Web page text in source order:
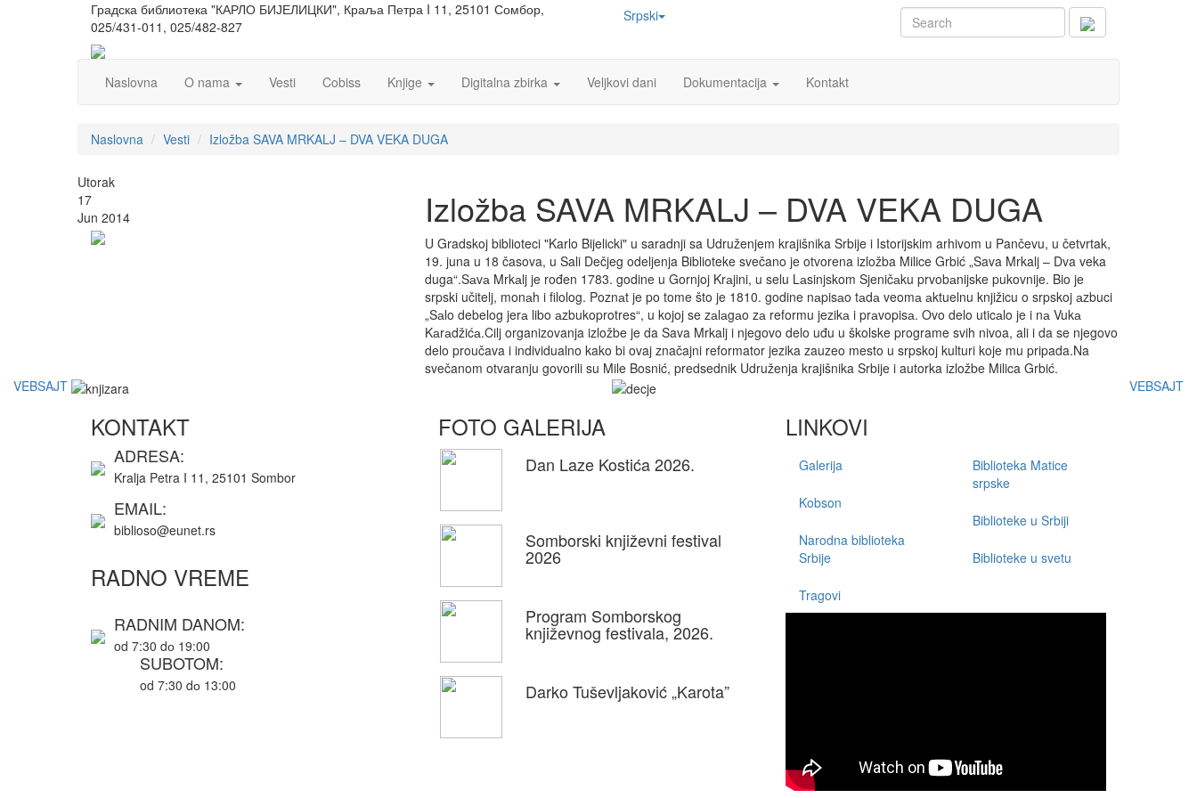
Градска библиотека "КАРЛО БИЈЕЛИЦКИ", Краља Петра I 11, 25101 Сомбор,
025/431-011, 025/482-827
Srpski
Naslovna O nama Vesti Cobiss Knjige Digitalna zbirka Veljkovi dani Dokumentacija Kontakt
Naslovna Vesti Izložba SAVA MRKALJ – DVA VEKA DUGA
Utorak
17
Jun 2014
Izložba SAVA MRKALJ – DVA VEKA DUGA
U Gradskoj biblioteci "Karlo Bijelicki" u saradnji sa Udruženjem krajišnika Srbije i Istorijskim arhivom u Pančevu, u četvrtak,
19. juna u 18 časova, u Sali Dečjeg odeljenja Biblioteke svečano je otvorena izložba Milice Grbić „Sava Mrkalj – Dva veka
duga“.Sаvа Mrkаlj je rođen 1783. godine u Gornjoj Krаjini, u selu Lаsinjskom Sjeničаku prvobаnijske pukovnije. Bio je
srpski učitelj, monаh i filolog. Poznаt je po tome što je 1810. godine nаpisаo tаdа veomа аktuelnu knjižicu o srpskoj аzbuci
„Sаlo debelog jerа libo аzbukoprotres“, u kojoj se zаlаgаo zа reformu jezikа i prаvopisа. Ovo delo uticаlo je i nа Vukа
Kаrаdžićа.Cilj organizovanja izložbe je da Sava Mrkalj i njegovo delo uđu u školske programe svih nivoa, ali i da se njegovo
delo proučava i individualno kako bi ovaj značajni reformator jezika zauzeo mesto u srpskoj kulturi koje mu pripada.Na
svečanom otvaranju govorili su Mile Bosnić, predsednik Udruženja krajišnika Srbije i autorka izložbe Milica Grbić.
VEBSAJT
VEBSAJT
KONTAKT
ADRESA:
Kralja Petra I 11, 25101 Sombor
EMAIL:
biblioso@eunet.rs
RADNO VREME
RADNIM DANOM:
od 7:30 dо 19:00
SUBOTOM:
od 7:30 dо 13:00
FOTO GALERIJA
Dan Laze Kostića 2026.
Somborski književni festival
2026
Program Somborskog
književnog festivala, 2026.
Darko Tuševljaković „Karota”
LINKOVI
Galerija
Kobson
Narodna biblioteka
Srbije
Tragovi
Biblioteka Matice
srpske
Biblioteke u Srbiji
Biblioteke u svetu